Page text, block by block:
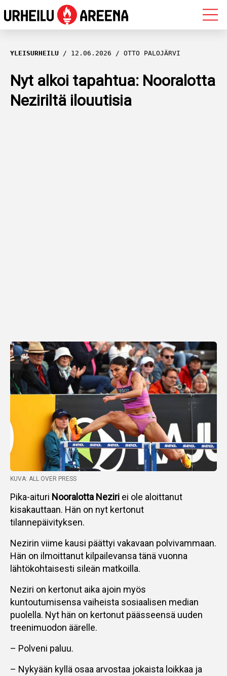
OLYMPIALAISET
MAASTOHIIHTO
AMPUMAHIIHTO
YLEISURHEILU 12.06.2026 OTTO PALOJÄRVI
Nyt alkoi tapahtua: Nooralotta
Neziriltä ilouutisia
KUVA: ALL OVER PRESS
Pika-aituri Nooralotta Neziri ei ole aloittanut
kisakauttaan. Hän on nyt kertonut
tilannepäivityksen.
Nezirin viime kausi päättyi vakavaan polvivammaan.
Hän on ilmoittanut kilpailevansa tänä vuonna
lähtökohtaisesti sileän matkoilla.
Neziri on kertonut aika ajoin myös
kuntoutumisensa vaiheista sosiaalisen median
puolella. Nyt hän on kertonut päässeensä uuden
treenimuodon äärelle.
– Polveni paluu.
– Nykyään kyllä osaa arvostaa jokaista loikkaa ja